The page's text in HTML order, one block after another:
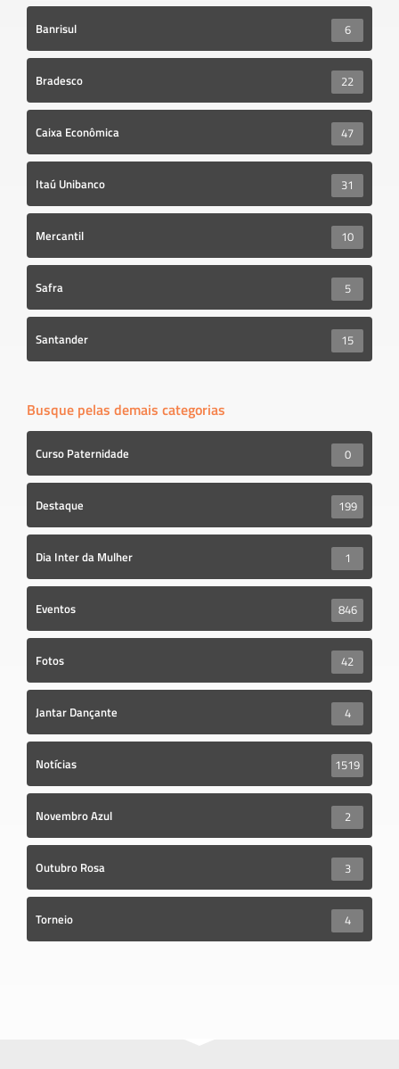
Banrisul 6
Bradesco 22
Caixa Econômica 47
Itaú Unibanco 31
Mercantil 10
Safra 5
Santander 15
Busque pelas demais categorias
Curso Paternidade 0
Destaque 199
Dia Inter da Mulher 1
Eventos 846
Fotos 42
Jantar Dançante 4
Notícias 1519
Novembro Azul 2
Outubro Rosa 3
Torneio 4